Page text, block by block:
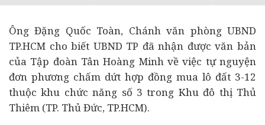
Ông Đặng Quốc Toàn, Chánh văn phòng UBND
TP.HCM cho biết UBND TP đã nhận được văn bản
của Tập đoàn Tân Hoàng Minh về việc tự nguyện
đơn phương chấm dứt hợp đồng mua lô đất 3-12
thuộc khu chức năng số 3 trong Khu đô thị Thủ
Thiêm (TP. Thủ Đức, TP.HCM).